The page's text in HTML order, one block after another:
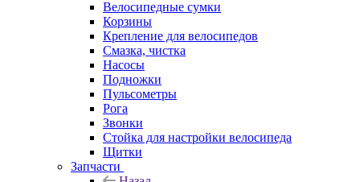
Велосипедные сумки
Корзины
Крепление для велосипедов
Смазка, чистка
Насосы
Подножки
Пульсометры
Рога
Звонки
Стойка для настройки велосипеда
Щитки
Запчасти